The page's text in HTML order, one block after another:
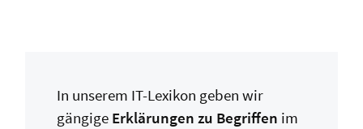
In unserem IT-Lexikon geben wir
gängige Erklärungen zu Begriffen im